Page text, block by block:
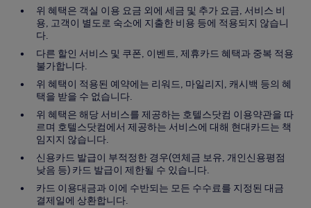
위 혜택은 객실 이용 요금 외에 세금 및 추가 요금, 서비스 비
용, 고객이 별도로 숙소에 지출한 비용 등에 적용되지 않습니
다.
다른 할인 서비스 및 쿠폰, 이벤트, 제휴카드 혜택과 중복 적용
불가합니다.
위 혜택이 적용된 예약에는 리워드, 마일리지, 캐시백 등의 혜
택을 받을 수 없습니다.
위 혜택은 해당 서비스를 제공하는 호텔스닷컴 이용약관을 따
르며 호텔스닷컴에서 제공하는 서비스에 대해 현대카드는 책
임지지 않습니다.
신용카드 발급이 부적정한 경우(연체금 보유, 개인신용평점
낮음 등) 카드 발급이 제한될 수 있습니다.
카드 이용대금과 이에 수반되는 모든 수수료를 지정된 대금
결제일에 상환합니다.